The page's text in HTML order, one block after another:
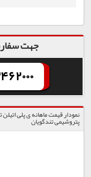
جهت
پتروشیمی تندگویان